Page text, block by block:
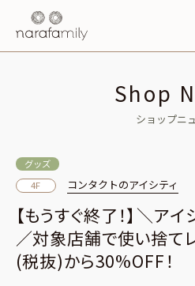
Shop
ショップニ
グッズ
4F
コンタクトのアイシティ
【もうすぐ終了！】＼ア
／対象店舗で使い捨て
(税抜)から30%OFF！